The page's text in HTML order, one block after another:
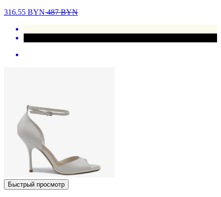
316.55 BYN487BYN
Быстрый просмотр